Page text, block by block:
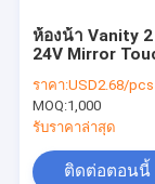
ห้องน้ํา Vanity
24V Mirror
ความสว่าง การป
ความร้อนสี
ราคา:USD2.68/pcs
MOQ:1,000
รับราคาล่าสุด
ติดต่อตอนนี้